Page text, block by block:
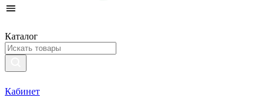
Каталог
Кабинет